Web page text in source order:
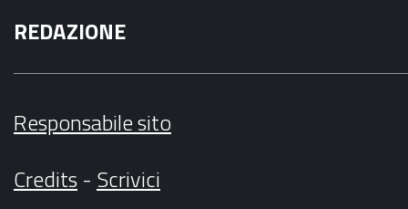
REDAZIONE
Responsabile sito
Credits- Scrivici